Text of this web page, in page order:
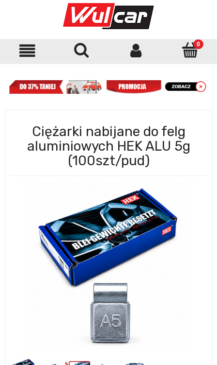
Ciężarki nabijane do felg
aluminiowych HEK ALU 5g
(100szt/pud)